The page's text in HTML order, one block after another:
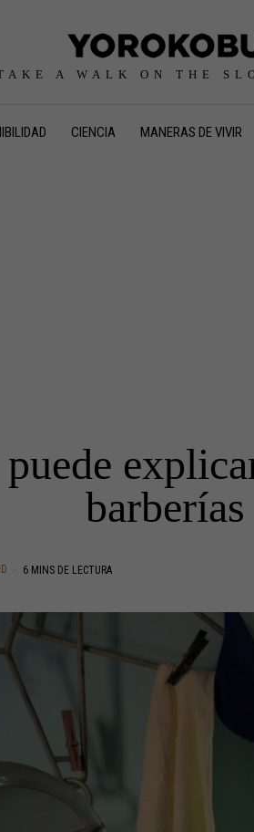
A WALK ON THE
CIENCIA MANERAS DE VIVIR
barberías
6 MINS DE LECTURA